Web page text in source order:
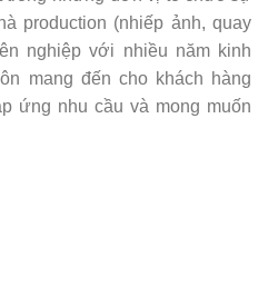
production (nhiếp ảnh, quay
nghiệp với nhiều năm kinh
mang đến cho khách hàng
ứng nhu cầu và mong muốn